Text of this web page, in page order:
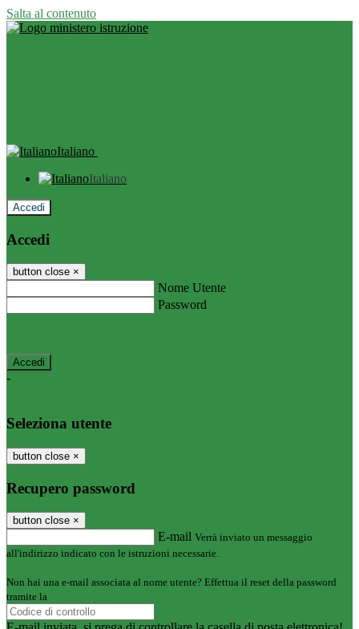
Salta al contenuto
Italiano
Italiano
Accedi
Accedi
button close ×
Nome Utente
Password
-
Seleziona utente
button close ×
Recupero password
button close ×
E-mail Verrà inviato un messaggio
all'indirizzo indicato con le istruzioni necessarie.
Non hai una e-mail associata al nome utente? Effettua il reset della password
tramite la